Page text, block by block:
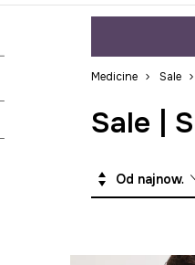
Medicine Sale
Sale |
Od najnowszych